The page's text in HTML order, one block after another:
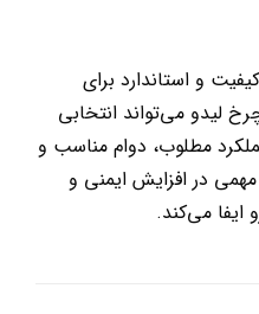
و استاندارد برای
می‌تواند انتخابی
مطلوب، دوام مناسب و
در افزایش ایمنی و
می‌کند.